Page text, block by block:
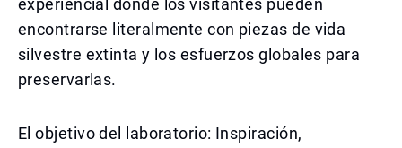
experiencial donde los visitantes pueden
encontrarse literalmente con piezas de vida
silvestre extinta y los esfuerzos globales para
preservarlas.
El objetivo del laboratorio: Inspiración,